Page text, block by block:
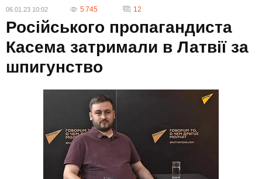
06.01.23 10:02 5 745 12
Російського пропагандиста
Касема затримали в Латвії за
шпигунство